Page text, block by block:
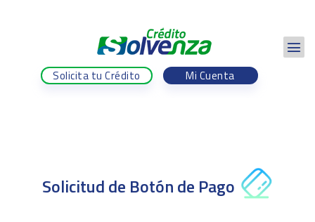
Solicita tu Crédito Mi Cuenta
Solicitud de Botón de Pago